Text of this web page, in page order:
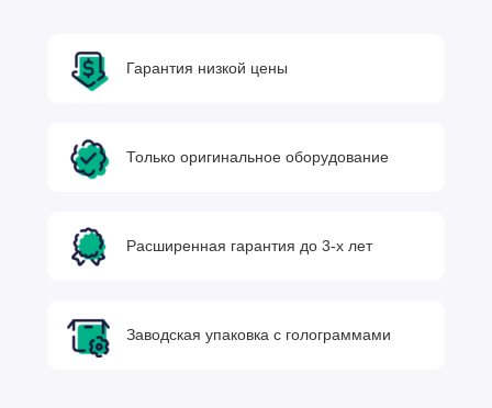
Гарантия низкой цены
Только оригинальное оборудование
Расширенная гарантия до 3-х лет
Заводская упаковка с голограммами